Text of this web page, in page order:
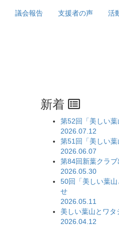
議会報告 支援者の声 活
新着
第52回「美しい
2026.07.12
第51回「美しい
2026.06.07
第84回新葉クラブ
2026.05.30
50回「美しい葉
せ
2026.05.11
美しい葉山とワ
2026.04.12